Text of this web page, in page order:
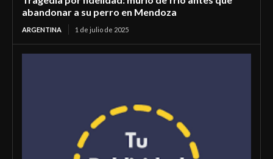
abandonar a su perro en Mendoza
ARGENTINA 1 de julio de 2025